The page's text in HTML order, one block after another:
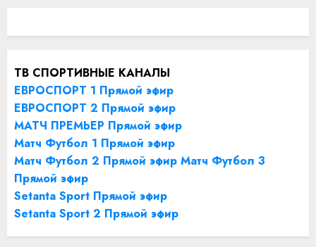
ТВ СПОРТИВНЫЕ КАНАЛЫ
ЕВРОСПОРТ 1 Прямой эфир
ЕВРОСПОРТ 2 Прямой эфир
МАТЧ ПРЕМЬЕР Прямой эфир
Матч Футбол 1 Прямой эфир
Матч Футбол 2 Прямой эфир Матч Футбол 3
Прямой эфир
Setanta Sport Прямой эфир
Setanta Sport 2 Прямой эфир